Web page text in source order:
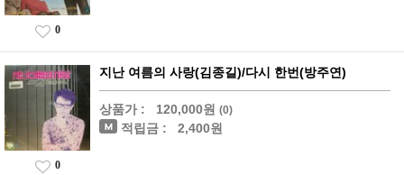
0
지난 여름의 사랑(김종길)/다시 한번(방주연)
상품가 : 120,000원 (0)
적립금 : 2,400원
0